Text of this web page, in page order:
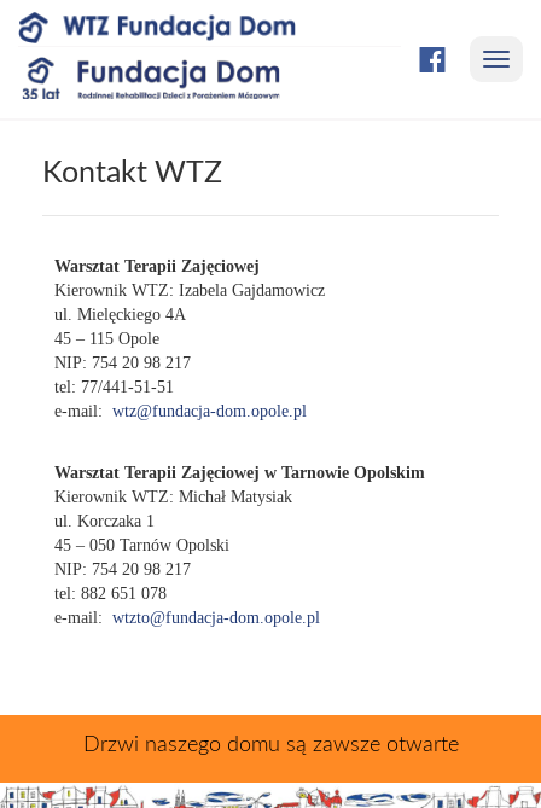
Przejdź
do
treści
Kontakt WTZ
Warsztat Terapii Zajęciowej
Kierownik WTZ: Izabela Gajdamowicz
ul. Mielęckiego 4A
45 – 115 Opole
NIP: 754 20 98 217
tel: 77/441-51-51
e-mail: wtz@fundacja-dom.opole.pl
Warsztat Terapii Zajęciowej w Tarnowie Opolskim
Kierownik WTZ: Michał Matysiak
ul. Korczaka 1
45 – 050 Tarnów Opolski
NIP: 754 20 98 217
tel: 882 651 078
e-mail: wtzto@fundacja-dom.opole.pl
Drzwi naszego domu są zawsze otwarte